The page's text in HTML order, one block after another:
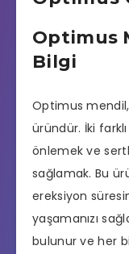
Optimus
Bilgi
Optimus
üründür. İki
önlemek ve
sağlamak. Bu
ereksiyon
yaşamanızı
bulunur ve her